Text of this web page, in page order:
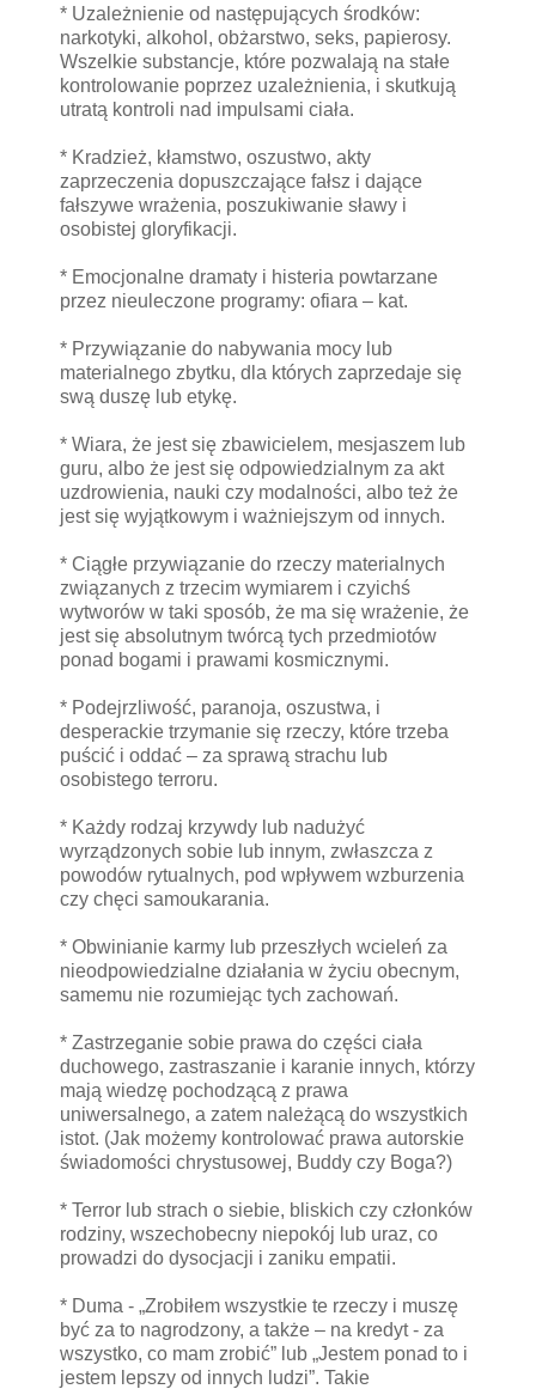
* Uzależnienie od następujących środków:
narkotyki, alkohol, obżarstwo, seks, papierosy.
Wszelkie substancje, które pozwalają na stałe
kontrolowanie poprzez uzależnienia, i skutkują
utratą kontroli nad impulsami ciała.
* Kradzież, kłamstwo, oszustwo, akty
zaprzeczenia dopuszczające fałsz i dające
fałszywe wrażenia, poszukiwanie sławy i
osobistej gloryfikacji.
* Emocjonalne dramaty i histeria powtarzane
przez nieuleczone programy: ofiara – kat.
* Przywiązanie do nabywania mocy lub
materialnego zbytku, dla których zaprzedaje się
swą duszę lub etykę.
* Wiara, że jest się zbawicielem, mesjaszem lub
guru, albo że jest się odpowiedzialnym za akt
uzdrowienia, nauki czy modalności, albo też że
jest się wyjątkowym i ważniejszym od innych.
* Ciągłe przywiązanie do rzeczy materialnych
związanych z trzecim wymiarem i czyichś
wytworów w taki sposób, że ma się wrażenie, że
jest się absolutnym twórcą tych przedmiotów
ponad bogami i prawami kosmicznymi.
* Podejrzliwość, paranoja, oszustwa, i
desperackie trzymanie się rzeczy, które trzeba
puścić i oddać – za sprawą strachu lub
osobistego terroru.
* Każdy rodzaj krzywdy lub nadużyć
wyrządzonych sobie lub innym, zwłaszcza z
powodów rytualnych, pod wpływem wzburzenia
czy chęci samoukarania.
* Obwinianie karmy lub przeszłych wcieleń za
nieodpowiedzialne działania w życiu obecnym,
samemu nie rozumiejąc tych zachowań.
* Zastrzeganie sobie prawa do części ciała
duchowego, zastraszanie i karanie innych, którzy
mają wiedzę pochodzącą z prawa
uniwersalnego, a zatem należącą do wszystkich
istot. (Jak możemy kontrolować prawa autorskie
świadomości chrystusowej, Buddy czy Boga?)
* Terror lub strach o siebie, bliskich czy członków
rodziny, wszechobecny niepokój lub uraz, co
prowadzi do dysocjacji i zaniku empatii.
* Duma - „Zrobiłem wszystkie te rzeczy i muszę
być za to nagrodzony, a także – na kredyt - za
wszystko, co mam zrobić” lub „Jestem ponad to i
jestem lepszy od innych ludzi”. Takie